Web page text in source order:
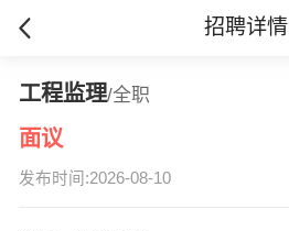
招聘详情
工程监理/全职
面议
发布时间:2026-08-10